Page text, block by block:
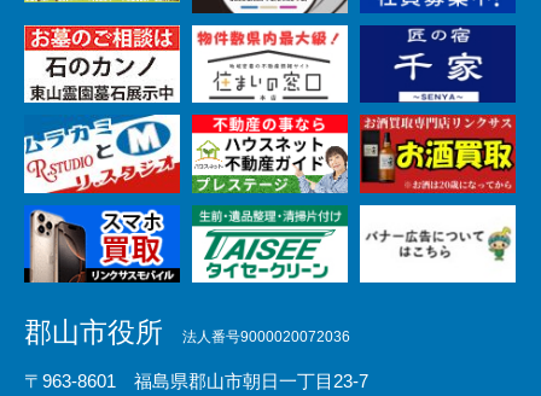
郡山市役所 法人番号9000020072036
〒963-8601 福島県郡山市朝日一丁目23-7